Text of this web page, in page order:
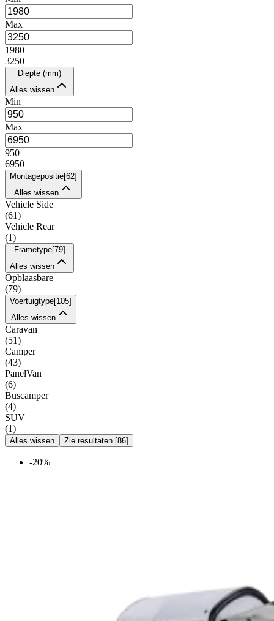
Max
1980
3250
Diepte (mm)
Alles wissen
Min
Max
950
6950
Montagepositie[62]
Alles wissen
Vehicle Side
(61)
Vehicle Rear
(1)
Frametype[79]
Alles wissen
Opblaasbare
(79)
Voertuigtype[105]
Alles wissen
Caravan
(51)
Camper
(43)
PanelVan
(6)
Buscamper
(4)
SUV
(1)
Alles wissen Zie resultaten [86]
-20%